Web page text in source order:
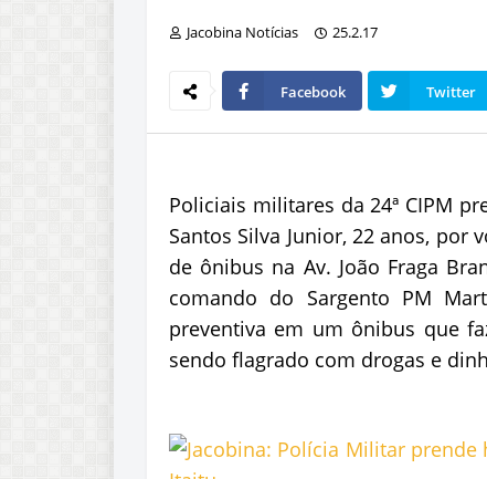
Jacobina Notícias 25.2.17
Facebook Twitter
Policiais militares da 24ª CIPM
Santos Silva Junior, 22 anos, por
de ônibus na Av. João Fraga
comando do Sargento PM
preventiva em um ônibus que
sendo flagrado com drogas e